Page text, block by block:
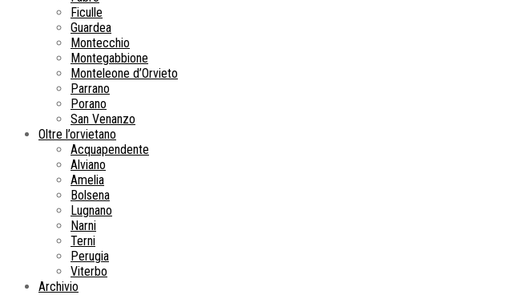
Ficulle
Guardea
Montecchio
Montegabbione
Monteleone d’Orvieto
Parrano
Porano
San Venanzo
Oltre l’orvietano
Acquapendente
Alviano
Amelia
Bolsena
Lugnano
Narni
Terni
Perugia
Viterbo
Archivio